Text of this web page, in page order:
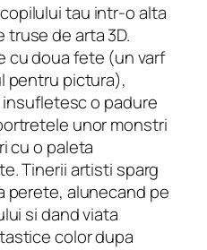
tau intr-o alta
de arta 3D.
cu doua fete (un varf
pentru pictura),
o padure
unor monstri
cu o paleta
Tinerii artisti sparg
perete, alunecand pe
si dand viata
color dupa